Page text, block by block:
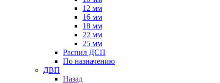
12 мм
16 мм
18 мм
22 мм
25 мм
Распил ДСП
По назначению
ДВП
Назад